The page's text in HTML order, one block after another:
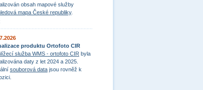
obsah mapové služby
mapa České republiky.
produktu Ortofoto CIR
služba WMS - ortofoto CIR byla
daty z let 2024 a 2025.
souborová data jsou rovněž k